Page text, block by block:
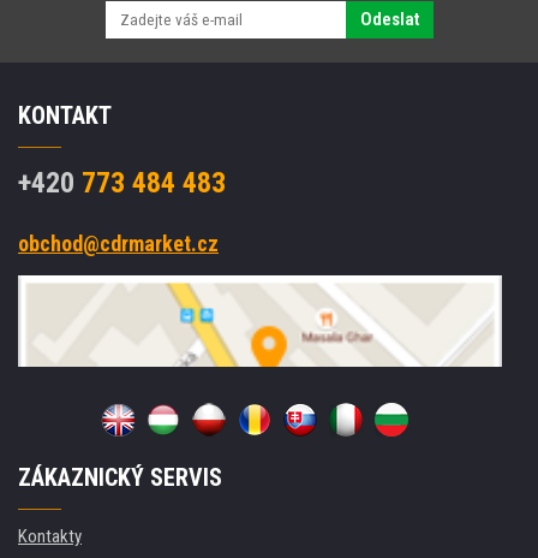
Odeslat
KONTAKT
+420 773 484 483
obchod@cdrmarket.cz
ZÁKAZNICKÝ SERVIS
Kontakty